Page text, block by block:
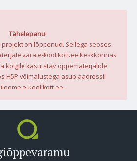
Tähelepanu!
on lõppenud. Sellega seoses
vara.e-koolikott.ee keskkonnas
kõigile kasutatav õppematerjalide
H5P võimalustega asub aadressil
koolikott.ee.